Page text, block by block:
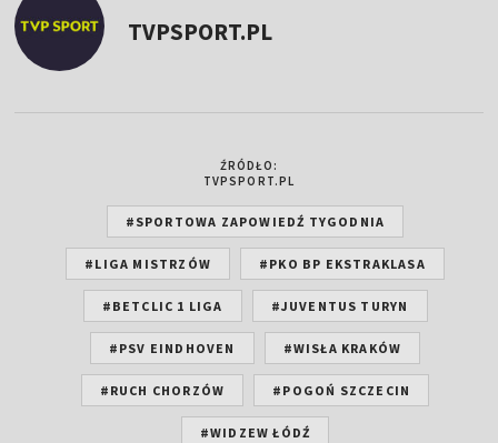
TVPSPORT.PL
ŹRÓDŁO:
TVPSPORT.PL
#SPORTOWA ZAPOWIEDŹ TYGODNIA
#LIGA MISTRZÓW #PKO BP EKSTRAKLASA
#BETCLIC 1 LIGA #JUVENTUS TURYN
#PSV EINDHOVEN #WISŁA KRAKÓW
#RUCH CHORZÓW #POGOŃ SZCZECIN
#WIDZEW ŁÓDŹ